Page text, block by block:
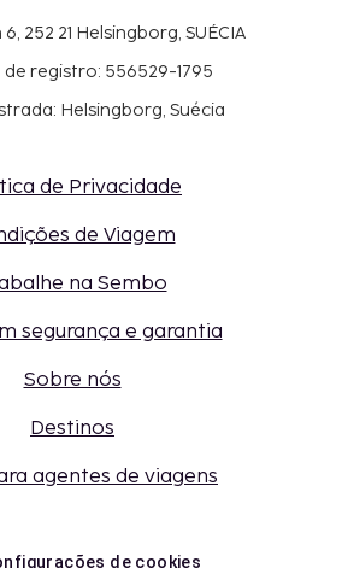
252 21 Helsingborg, SUÉCIA
registro: 556529-1795
Helsingborg, Suécia
de Privacidade
de Viagem
na Sembo
segurança e garantia
Sobre nós
Destinos
agentes de viagens
de cookies